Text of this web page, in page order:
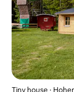
Tiny house ⋅